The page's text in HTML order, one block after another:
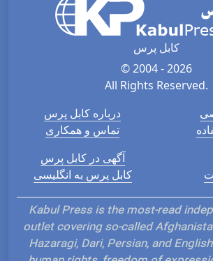
کابل پرس
© 2004 - 2026
All Rights Reserved.
درباره کابل پرس
تماس و همکاری
آگهی در کابل پرس
کابل پرس به انگلیسی
Kabul Press is the most-read
outlet covering so-called
Hazaragi, Dari, Persian, and